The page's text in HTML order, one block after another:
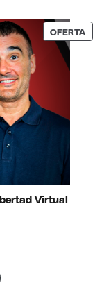
OFERTA
Virtual
era: $1,967.
actual es: $30.